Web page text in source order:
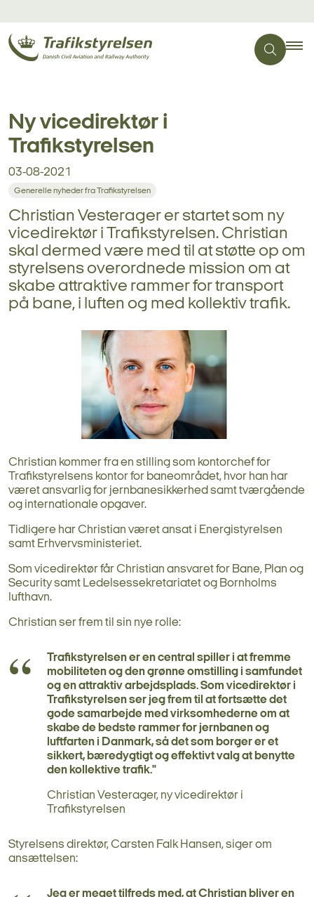
Ny vicedirektør i
Trafikstyrelsen
03-08-2021
Generelle nyheder fra Trafikstyrelsen
Christian Vesterager er startet som ny
vicedirektør i Trafikstyrelsen. Christian
skal dermed være med til at støtte op om
styrelsens overordnede mission om at
skabe attraktive rammer for transport
på bane, i luften og med kollektiv trafik.
Christian kommer fra en stilling som kontorchef for
Trafikstyrelsens kontor for baneområdet, hvor han har
været ansvarlig for jernbanesikkerhed samt tværgående
og internationale opgaver.
Tidligere har Christian været ansat i Energistyrelsen
samt Erhvervsministeriet.
Som vicedirektør får Christian ansvaret for Bane, Plan og
Security samt Ledelsessekretariatet og Bornholms
lufthavn.
Christian ser frem til sin nye rolle:
Trafikstyrelsen er en central spiller i at fremme
mobiliteten og den grønne omstilling i samfundet
og en attraktiv arbejdsplads. Som vicedirektør i
Trafikstyrelsen ser jeg frem til at fortsætte det
gode samarbejde med virksomhederne om at
skabe de bedste rammer for jernbanen og
luftfarten i Danmark, så det som borger er et
sikkert, bæredygtigt og effektivt valg at benytte
den kollektive trafik."
Christian Vesterager, ny vicedirektør i
Trafikstyrelsen
Styrelsens direktør, Carsten Falk Hansen, siger om
ansættelsen:
Jeg er meget tilfreds med, at Christian bliver en